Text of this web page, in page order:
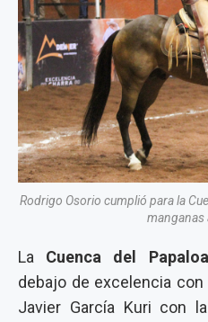
Rodrigo Osorio cumplió para la
manganas
La Cuenca del
debajo de excelencia con
Javier García Kuri con